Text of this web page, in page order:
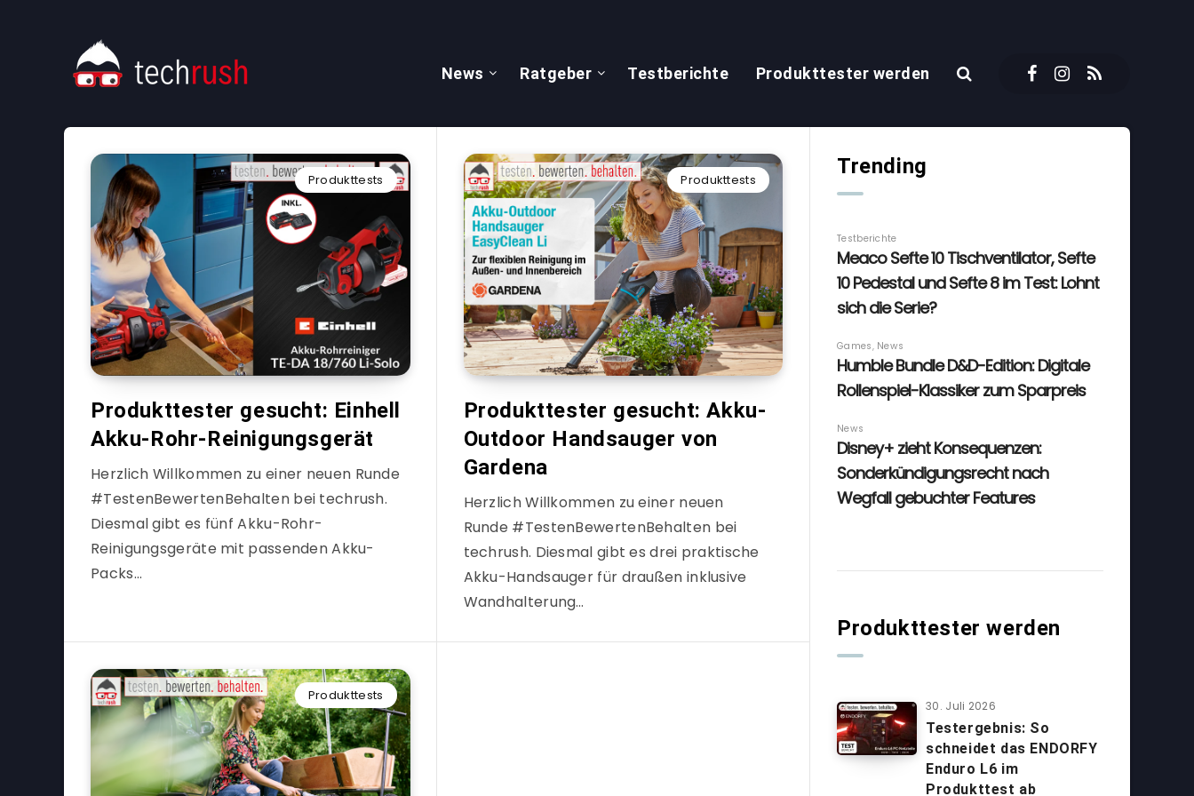
News Ratgeber Testberichte Produkttester werden
Produkttests
Produkttester gesucht: Einhell
Akku-Rohr-Reinigungsgerät
Herzlich Willkommen zu einer neuen Runde
#TestenBewertenBehalten bei techrush.
Diesmal gibt es fünf Akku-Rohr-
Reinigungsgeräte mit passenden Akku-
Packs…
Produkttests
Produkttester gesucht: Akku-
Outdoor Handsauger von
Gardena
Herzlich Willkommen zu einer neuen
Runde #TestenBewertenBehalten bei
techrush. Diesmal gibt es drei praktische
Akku-Handsauger für draußen inklusive
Wandhalterung…
Produkttests
Trending
Produkttester werden
30. Juli 2026
Testergebnis: So
schneidet das ENDORFY
Enduro L6 im
Produkttest ab